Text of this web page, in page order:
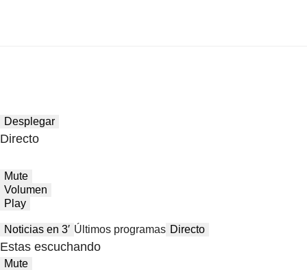
Desplegar
Directo
Mute
Volumen
Play
Noticias en 3′ Últimos programas Directo
Estas escuchando
Mute